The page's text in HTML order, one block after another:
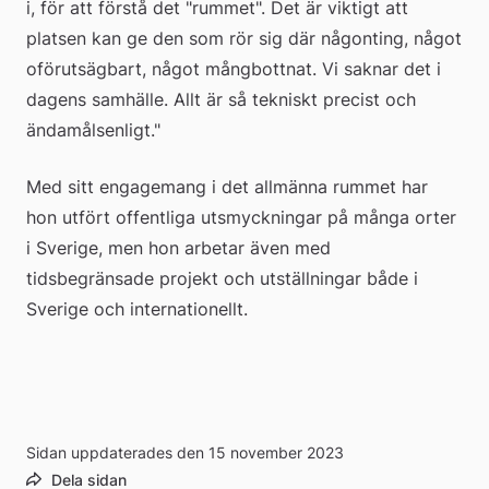
i, för att förstå det "rummet". Det är viktigt att
platsen kan ge den som rör sig där någonting, något
oförutsägbart, något mångbottnat. Vi saknar det i
dagens samhälle. Allt är så tekniskt precist och
ändamålsenligt."
Med sitt engagemang i det allmänna rummet har
hon utfört offentliga utsmyckningar på många orter
i Sverige, men hon arbetar även med
tidsbegränsade projekt och utställningar både i
Sverige och internationellt.
Sidan uppdaterades den 15 november 2023
Dela sidan